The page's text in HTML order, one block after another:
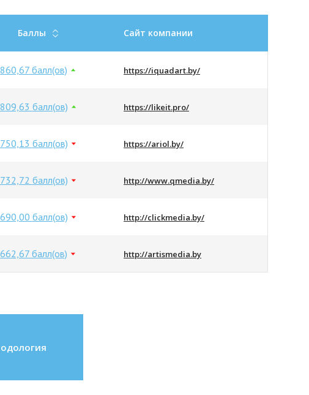
Баллы Сайт компании
860,67 балл(ов) https://iquadart.by/
809,63 балл(ов) https://likeit.pro/
750,13 балл(ов) https://ariol.by/
732,72 балл(ов) http://www.qmedia.by/
690,00 балл(ов) http://clickmedia.by/
662,67 балл(ов) http://artismedia.by